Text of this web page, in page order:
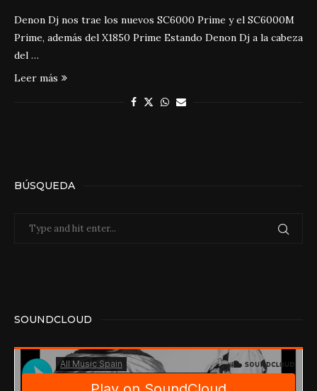
Denon Dj nos trae los nuevos SC6000 Prime y el SC6000M
Prime, además del X1850 Prime Estando Denon Dj a la cabeza
del …
Leer más
BÚSQUEDA
SOUNDCLOUD